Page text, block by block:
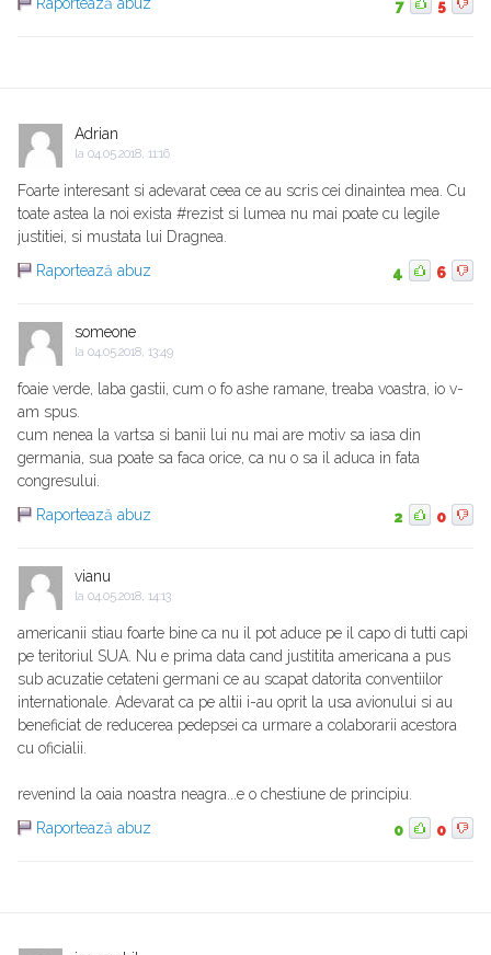
Raportează abuz
7 5
Adrian
la 04.05.2018, 11:16
Foarte interesant si adevarat ceea ce au scris cei dinaintea mea. Cu
toate astea la noi exista #rezist si lumea nu mai poate cu legile
justitiei, si mustata lui Dragnea.
Raportează abuz
4 6
someone
la 04.05.2018, 13:49
foaie verde, laba gastii, cum o fo ashe ramane, treaba voastra, io v-
am spus.
cum nenea la vartsa si banii lui nu mai are motiv sa iasa din
germania, sua poate sa faca orice, ca nu o sa il aduca in fata
congresului.
Raportează abuz
2 0
vianu
la 04.05.2018, 14:13
americanii stiau foarte bine ca nu il pot aduce pe il capo di tutti capi
pe teritoriul SUA. Nu e prima data cand justitita americana a pus
sub acuzatie cetateni germani ce au scapat datorita conventiilor
internationale. Adevarat ca pe altii i-au oprit la usa avionului si au
beneficiat de reducerea pedepsei ca urmare a colaborarii acestora
cu oficialii.
revenind la oaia noastra neagra...e o chestiune de principiu.
Raportează abuz
0 0